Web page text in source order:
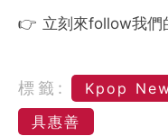
👉 立刻來follow我們
標籤: Kpop
具惠善